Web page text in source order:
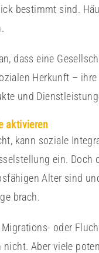
bestimmt sind.
dass eine
Herkunft –
und
aktivieren
kann soziale
ein.
Alter sind
brach.
oder
Aber viele